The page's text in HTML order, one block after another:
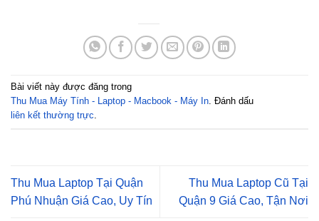
Bài viết này được đăng trong
Thu Mua Máy Tính - Laptop - Macbook - Máy In. Đánh dấu
liên kết thường trực.
Thu Mua Laptop Tại Quận
Phú Nhuận Giá Cao, Uy Tín
Thu Mua Laptop Cũ Tại
Quận 9 Giá Cao, Tận Nơi